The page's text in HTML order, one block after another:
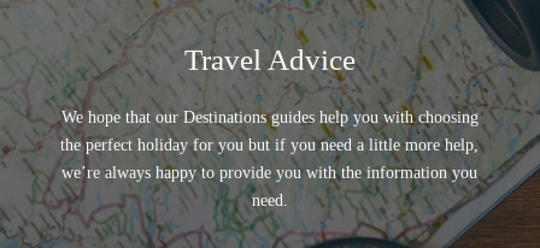
Travel Advice
We hope that our Destinations guides help you with choosing
the perfect holiday for you but if you need a little more help,
we’re always happy to provide you with the information you
need.